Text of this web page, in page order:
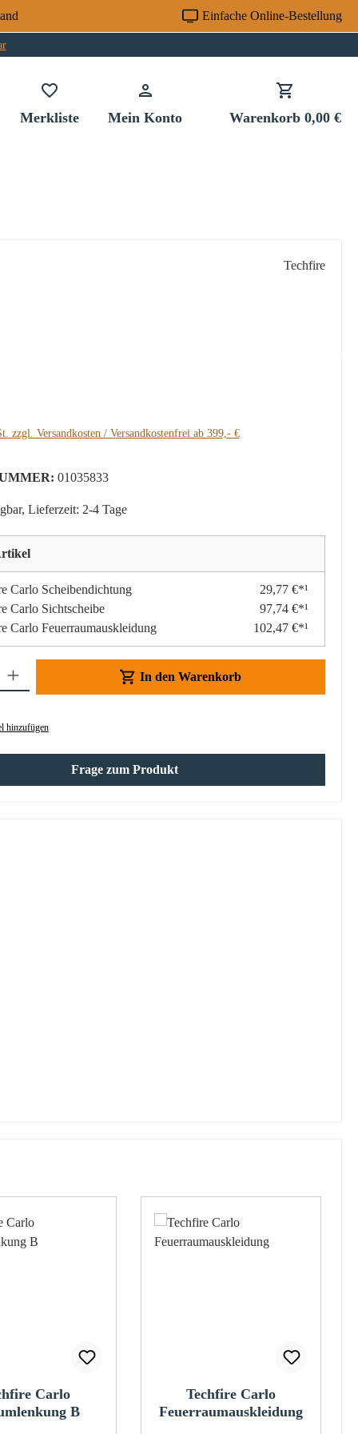
Einfache Online-Bestellung
MerklisteDu hast 0 Produkte auf dem Merkzettel
Mein Konto Warenkorb 0,00 €
Techfire
zzgl. Versandkosten / Versandkostenfrei ab 399,- €
01035833
Lieferzeit: 2-4 Tage
Carlo Scheibendichtung
29,77 €*¹
Carlo Sichtscheibe
97,74 €*¹
Carlo Feuerraumauskleidung
102,47 €*¹
den gewünschten Wert ein oder benutze die Schaltflächen um die Anzahl
In den Warenkorb
hinzufügen
Frage zum Produkt
Carlo
B
Techfire Carlo
Feuerraumauskleidung